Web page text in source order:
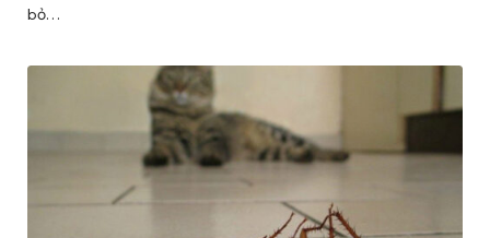
bỏ…